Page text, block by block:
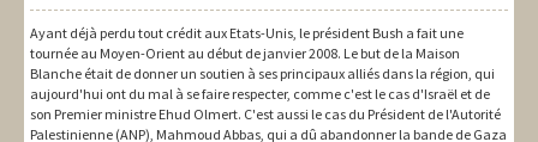
Social
Thèmes
Ayant déjà perdu tout crédit aux Etats-Unis, le président Bush a fait une
tournée au Moyen-Orient au début de janvier 2008. Le but de la Maison
Blanche était de donner un soutien à ses principaux alliés dans la région, qui
aujourd'hui ont du mal à se faire respecter, comme c'est le cas d'Israël et de
son Premier ministre Ehud Olmert. C'est aussi le cas du Président de l'Autorité
Palestinienne (ANP), Mahmoud Abbas, qui a dû abandonner la bande de Gaza